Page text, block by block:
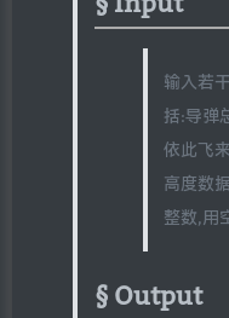
输入若
括:导弹
依此飞
高度数
整数,用
Output